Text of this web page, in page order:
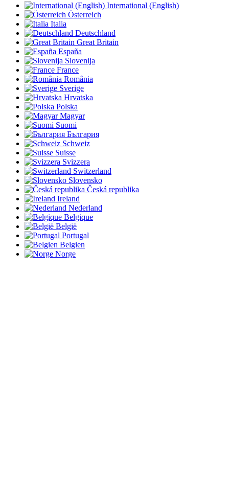
International (English)
Österreich
Italia
Deutschland
Great Britain
España
Slovenija
France
România
Sverige
Hrvatska
Polska
Magyar
Suomi
България
Schweiz
Suisse
Svizzera
Switzerland
Slovensko
Česká republika
Ireland
Nederland
Belgique
België
Portugal
Belgien
Norge